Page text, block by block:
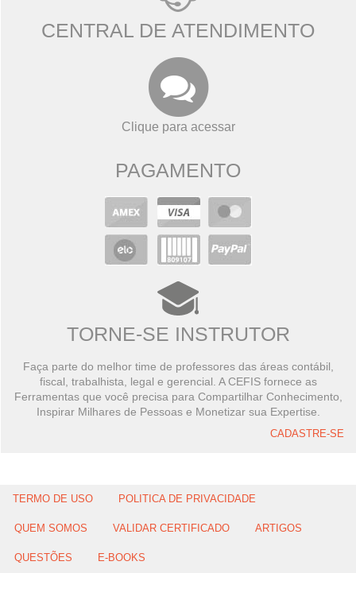
CENTRAL DE ATENDIMENTO
Clique para acessar
PAGAMENTO
TORNE-SE INSTRUTOR
Faça parte do melhor time de professores das áreas contábil,
fiscal, trabalhista, legal e gerencial. A CEFIS fornece as
Ferramentas que você precisa para Compartilhar Conhecimento,
Inspirar Milhares de Pessoas e Monetizar sua Expertise.
CADASTRE-SE
TERMO DE USO POLITICA DE PRIVACIDADE
QUEM SOMOS VALIDAR CERTIFICADO ARTIGOS
QUESTÕES E-BOOKS